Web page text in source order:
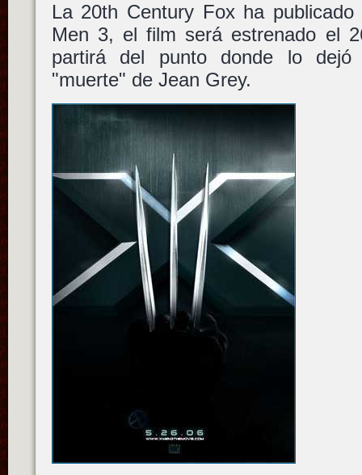
La 20th Century Fox ha
Men 3, el film será estrenado el
partirá del punto donde lo
"muerte" de Jean Grey.